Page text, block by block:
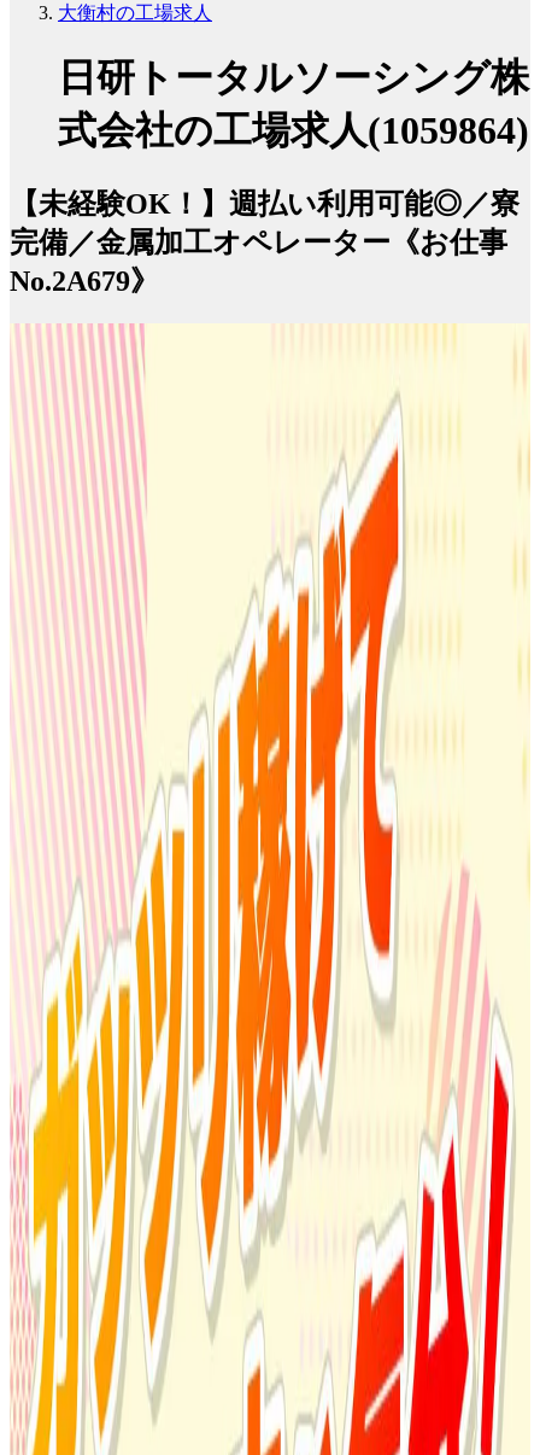
大衡村の工場求人
日研トータルソーシング株
式会社の工場求人(1059864)
【未経験OK！】週払い利用可能◎／寮
完備／金属加工オペレーター《お仕事
No.2A679》